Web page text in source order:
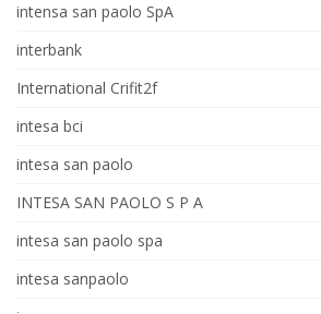
intensa san paolo SpA
interbank
International Crifit2f
intesa bci
intesa san paolo
INTESA SAN PAOLO S P A
intesa san paolo spa
intesa sanpaolo